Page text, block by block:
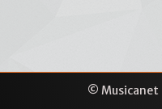
© Musicanet